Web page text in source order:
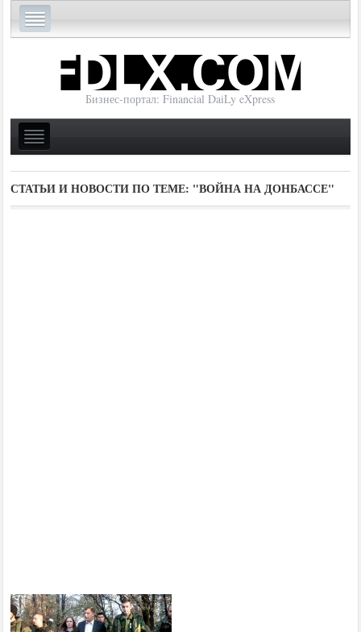
Бизнес-портал: Financial DaiLy eXpress
СТАТЬИ И НОВОСТИ ПО ТЕМЕ: "ВОЙНА НА ДОНБАССЕ"